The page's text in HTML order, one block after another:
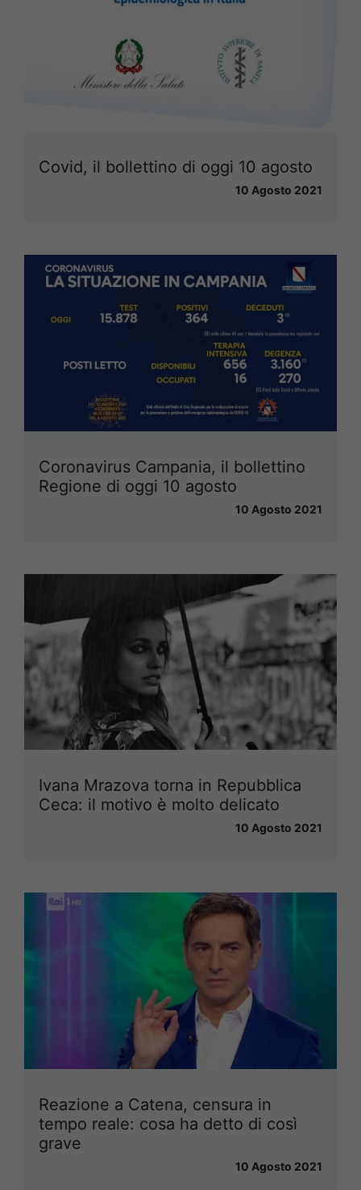
Covid, il bollettino di oggi 10 agosto
10 Agosto 2021
Coronavirus Campania, il bollettino
Regione di oggi 10 agosto
10 Agosto 2021
Ivana Mrazova torna in Repubblica
Ceca: il motivo è molto delicato
10 Agosto 2021
Reazione a Catena, censura in
tempo reale: cosa ha detto di così
grave
10 Agosto 2021